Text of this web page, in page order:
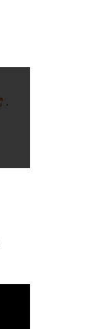
.